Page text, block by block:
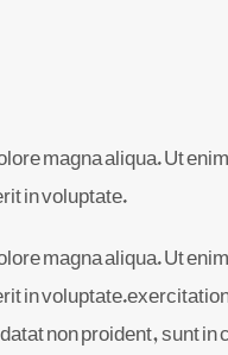
magna aliqua. Ut
in voluptate.
magna aliqua. Ut
in
non proident, sunt